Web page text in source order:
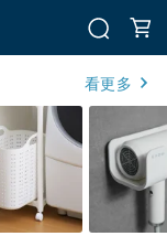
看更多